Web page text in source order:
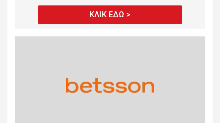
ΚΛΙΚ ΕΔΩ >